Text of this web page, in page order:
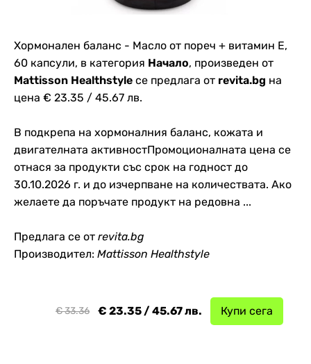
Хормонален баланс - Масло от пореч + витамин Е,
60 капсули, в категория Начало, произведен от
Mattisson Healthstyle се предлага от revita.bg на
цена € 23.35 / 45.67 лв.
В подкрепа на хормоналния баланс, кожата и
двигателната активностПромоционалната цена се
отнася за продукти със срок на годност до
30.10.2026 г. и до изчерпване на количествата. Ако
желаете да поръчате продукт на редовна ...
Предлага се от revita.bg
Производител: Mattisson Healthstyle
Купи сега
€ 23.35 / 45.67 лв.
€ 33.36